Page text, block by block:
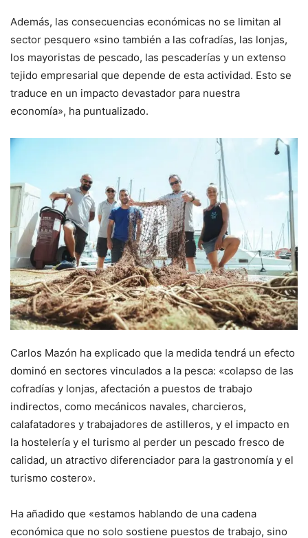
Además, las consecuencias económicas no se limitan al
sector pesquero «sino también a las cofradías, las lonjas,
los mayoristas de pescado, las pescaderías y un extenso
tejido empresarial que depende de esta actividad. Esto se
traduce en un impacto devastador para nuestra
economía», ha puntualizado.
Carlos Mazón ha explicado que la medida tendrá un efecto
dominó en sectores vinculados a la pesca: «colapso de las
cofradías y lonjas, afectación a puestos de trabajo
indirectos, como mecánicos navales, charcieros,
calafatadores y trabajadores de astilleros, y el impacto en
la hostelería y el turismo al perder un pescado fresco de
calidad, un atractivo diferenciador para la gastronomía y el
turismo costero».
Ha añadido que «estamos hablando de una cadena
económica que no solo sostiene puestos de trabajo, sino